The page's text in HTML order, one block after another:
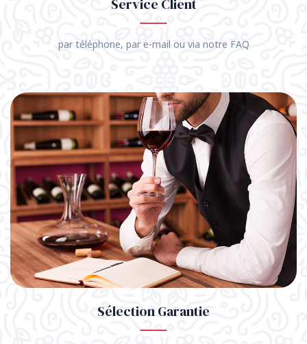
Service Client
par téléphone, par e-mail ou via notre FAQ
Sélection Garantie